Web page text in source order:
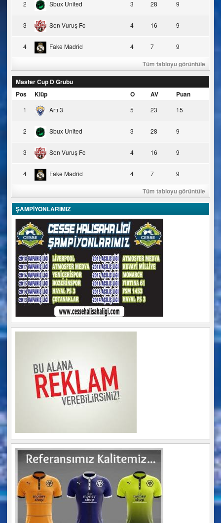
2 Sbux United 3 28 9
3 Son Vuruş Fc 4 16 9
4 Fake Madrid 4 7 9
Tüm tabloyu görüntüle
Master Cup D Grubu
Pos
Klüp O AV Puan
1 Artı 3 5 23 15
2 Sbux United 3 28 9
3 Son Vuruş Fc 4 16 9
4 Fake Madrid 4 7 9
Tüm tabloyu görüntüle
ŞAMPİYONLARIMIZ